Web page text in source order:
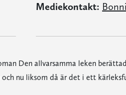
Mediekontakt:
Den allvarsamma leken
nu liksom då är det i ett